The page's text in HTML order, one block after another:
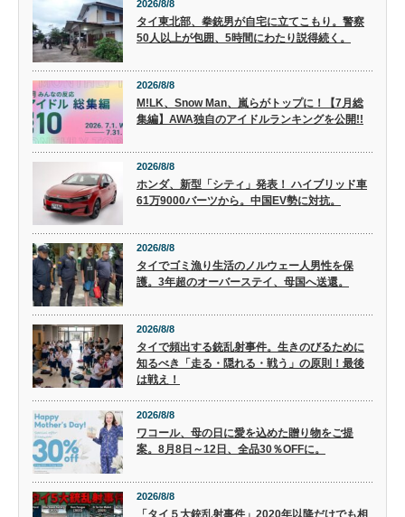
2026/8/8
タイ東北部、拳銃男が自宅に立てこもり。警察
50人以上が包囲、5時間にわたり説得続く。
2026/8/8
M!LK、Snow Man、嵐らがトップに！【7月総
集編】AWA独自のアイドルランキングを公開!!
2026/8/8
ホンダ、新型「シティ」発表！ ハイブリッド車
61万9000バーツから。中国EV勢に対抗。
2026/8/8
タイでゴミ漁り生活のノルウェー人男性を保
護。3年超のオーバーステイ、母国へ送還。
2026/8/8
タイで頻出する銃乱射事件。生きのびるために
知るべき「走る・隠れる・戦う」の原則！最後
は戦え！
2026/8/8
ワコール、母の日に愛を込めた贈り物をご提
案。8月8日～12日、全品30％OFFに。
2026/8/8